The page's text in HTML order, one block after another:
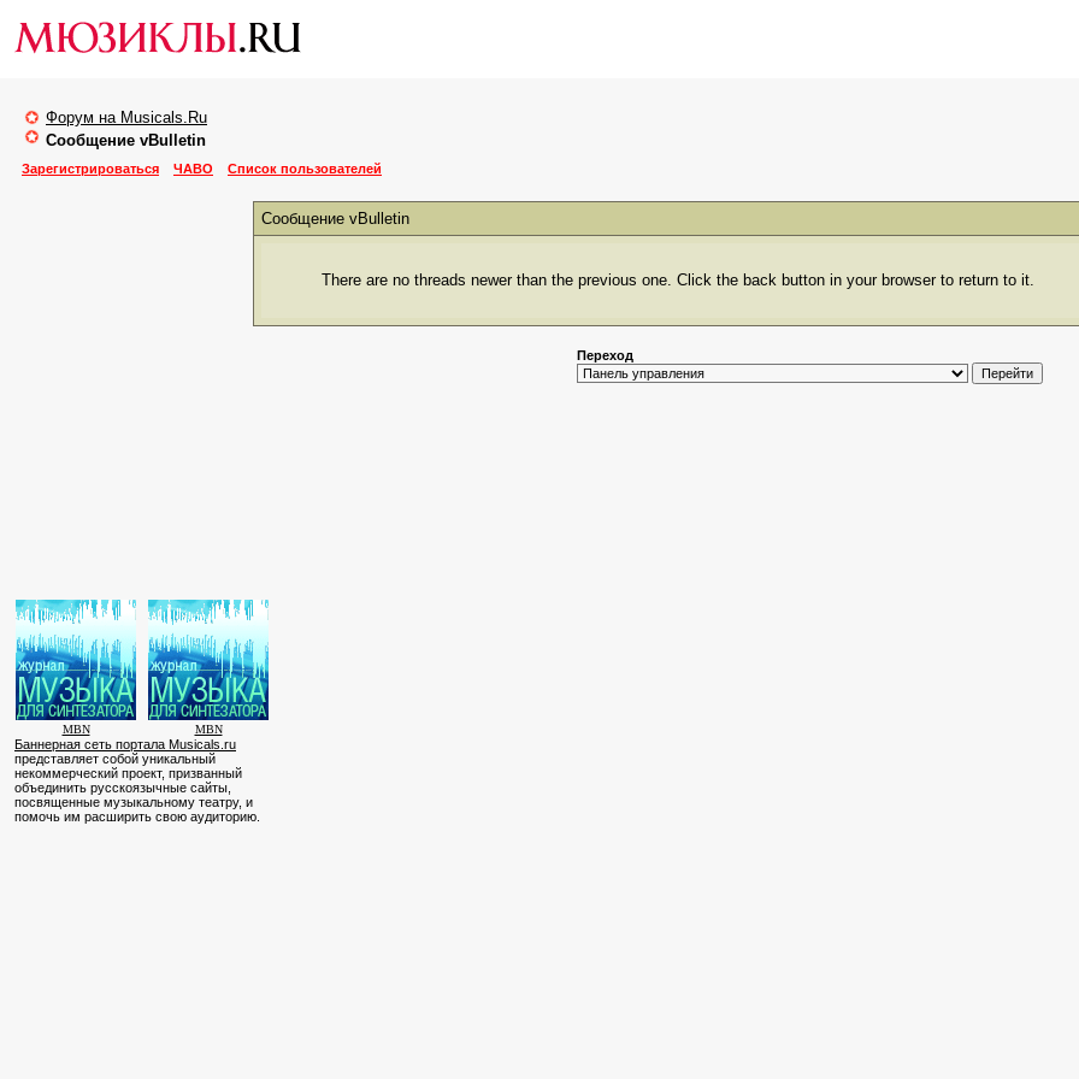
Форум на Musicals.Ru
Сообщение vBulletin
Зарегистрироваться
ЧАВО Список пользователей
Сообщение vBulletin
There are no threads newer than the previous one. Click the back button in your browser to return to it.
Переход
MBN MBN
Баннерная сеть портала Musicals.ru
представляет собой уникальный
некоммерческий проект, призванный
объединить русскоязычные сайты,
посвященные музыкальному театру, и
помочь им расширить свою аудиторию.